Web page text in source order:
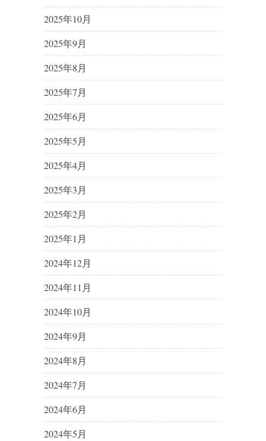
2025年10月
2025年9月
2025年8月
2025年7月
2025年6月
2025年5月
2025年4月
2025年3月
2025年2月
2025年1月
2024年12月
2024年11月
2024年10月
2024年9月
2024年8月
2024年7月
2024年6月
2024年5月